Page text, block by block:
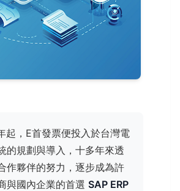
起，E首發票便投入於台灣電
的規劃與導入，十多年來透
作夥伴的努力，逐步成為許
與國內企業的首選 SAP ERP